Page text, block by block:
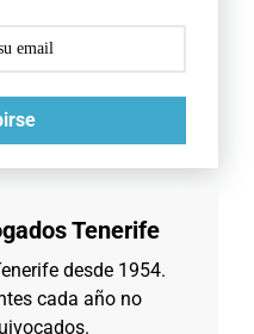
Tenerife
desde 1954.
cada año no